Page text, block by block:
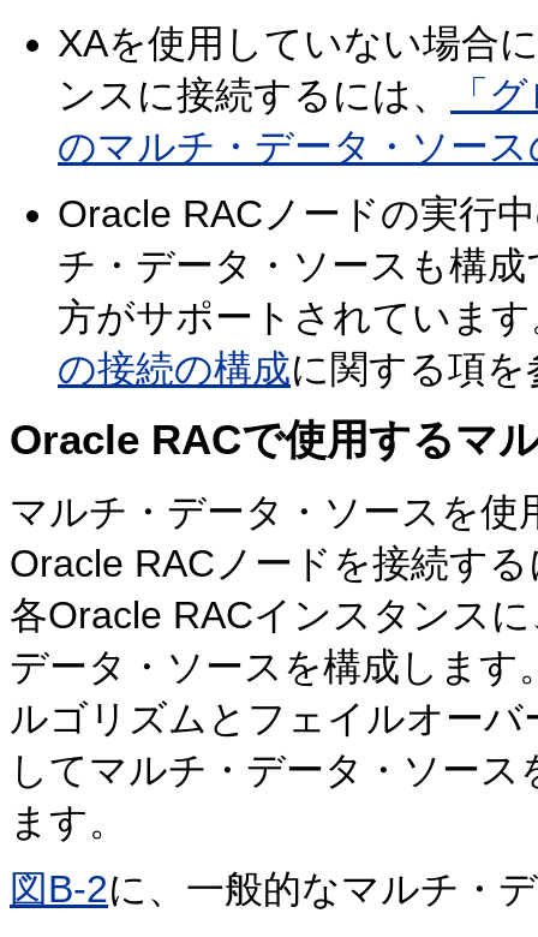
XAを使用していない場合
ンスに接続するには、
「
のマルチ・データ・ソー
Oracle RACノードの実行
チ・データ・ソースも構
方がサポートされていま
の接続の構成に関する項
Oracle RACで使用するマ
マルチ・データ・ソースを使
Oracle RACノードを接続す
各Oracle RACインスタンス
データ・ソースを構成しま
ルゴリズムとフェイルオー
してマルチ・データ・ソー
ます。
図B-2に、一般的なマルチ・